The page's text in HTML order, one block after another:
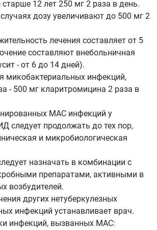
старше 12 лет 250 мг 2 раза в день.
дозу увеличивают до 500 мг 2
лечения составляет от 5
составляют внебольничная
- от 6 до 14 дней).
микобактериальных инфекций,
- 500 мг кларитромицина 2 раза в
MAC инфекций у
следует продолжать до тех пор,
и микробиологическая
назначать в комбинации с
препаратами, активными в
возбудителей.
других нетуберкулезных
инфекций устанавливает врач.
инфекций, вызванных МАС: